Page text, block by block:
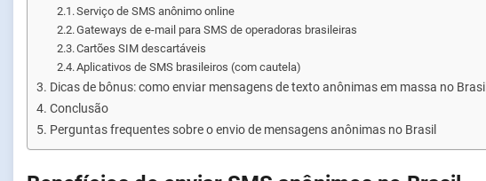
Serviço de SMS anônimo online
Gateways de e-mail para SMS de operadoras brasileiras
Cartões SIM descartáveis
Aplicativos de SMS brasileiros (com cautela)
Dicas de bônus: como enviar mensagens de texto anônimas em massa no Brasil
Conclusão
Perguntas frequentes sobre o envio de mensagens anônimas no Brasil